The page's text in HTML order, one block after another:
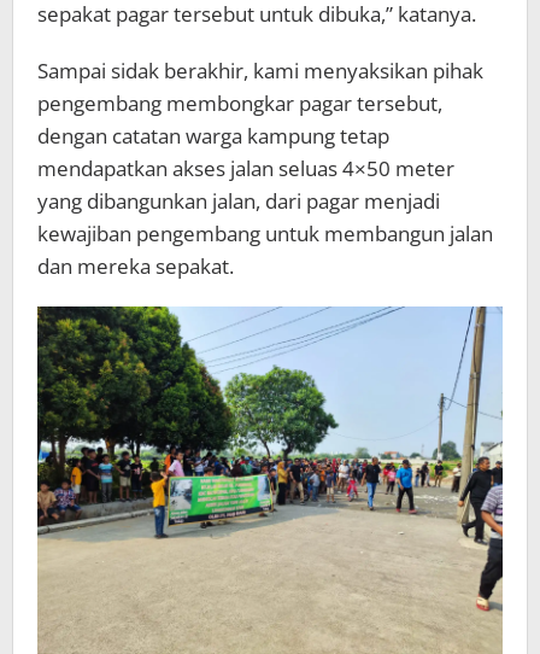
sepakat pagar tersebut untuk dibuka,” katanya.
Sampai sidak berakhir, kami menyaksikan pihak
pengembang membongkar pagar tersebut,
dengan catatan warga kampung tetap
mendapatkan akses jalan seluas 4×50 meter
yang dibangunkan jalan, dari pagar menjadi
kewajiban pengembang untuk membangun jalan
dan mereka sepakat.